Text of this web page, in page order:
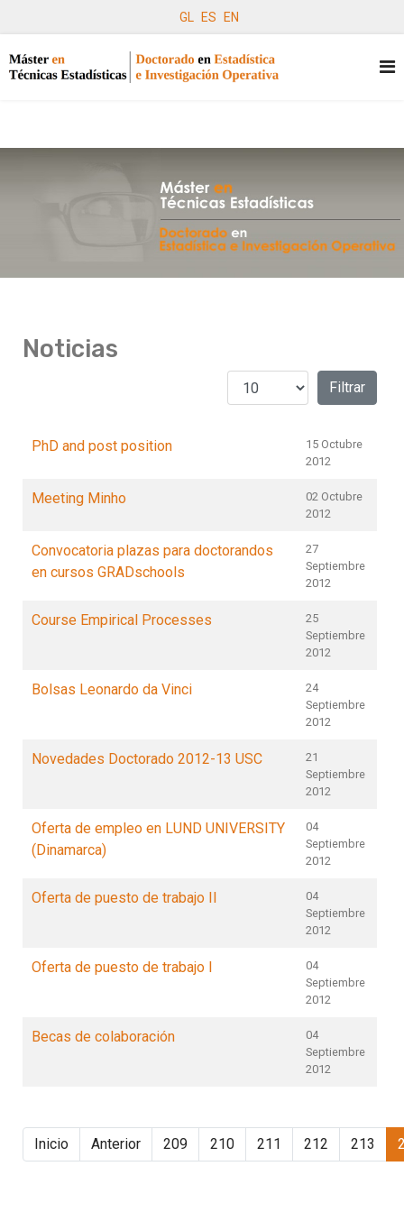
GL ES EN
Noticias
Cantidad a mostrarFiltrar
PhD and post position
15 Octubre
2012
Meeting Minho
02 Octubre
2012
Convocatoria plazas para doctorandos
en cursos GRADschools
27
Septiembre
2012
Course Empirical Processes
25
Septiembre
2012
Bolsas Leonardo da Vinci
24
Septiembre
2012
Novedades Doctorado 2012-13 USC
21
Septiembre
2012
Oferta de empleo en LUND UNIVERSITY
(Dinamarca)
04
Septiembre
2012
Oferta de puesto de trabajo II
04
Septiembre
2012
Oferta de puesto de trabajo I
04
Septiembre
2012
Becas de colaboración
04
Septiembre
2012
Inicio Anterior 209 210 211 212 213